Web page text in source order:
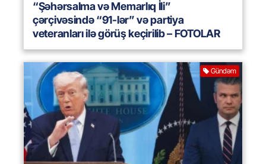
“Şəhərsalma və Memarlıq İli”
çərçivəsində “91-lər” və partiya
veteranları ilə görüş keçirilib – FOTOLAR
Gündəm